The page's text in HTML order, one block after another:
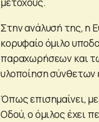
Στην ανάλυσή της, η
κορυφαίο όμιλο
παραχωρήσεων και
υλοποίηση σύνθετων
Όπως επισημαίνει,
Οδού, ο όμιλος έχει